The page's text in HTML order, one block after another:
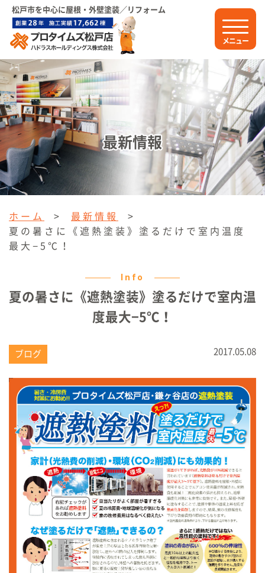
松戸市を中心に屋根・外壁塗装／リフォーム
メニュー
最新情報
ホーム > 最新情報
>
夏の暑さに《遮熱塗装》塗るだけで室内温度
最大−5℃！
Info
夏の暑さに《遮熱塗装》塗るだけで室内温
度最大−5℃！
ブログ 2017.05.08